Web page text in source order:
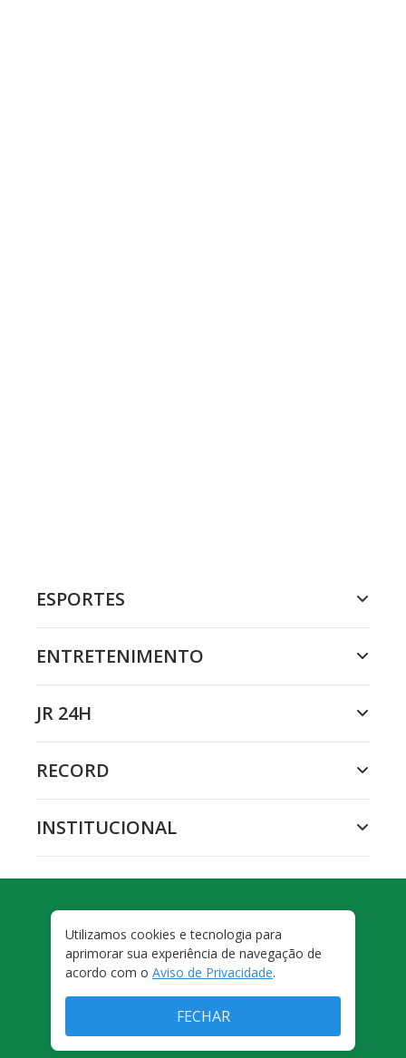
ESPORTES
ENTRETENIMENTO
JR 24H
RECORD
INSTITUCIONAL
FORA DE JOGO
Utilizamos cookies e tecnologia para
aprimorar sua experiência de navegação de
acordo com o Aviso de Privacidade.
FECHAR